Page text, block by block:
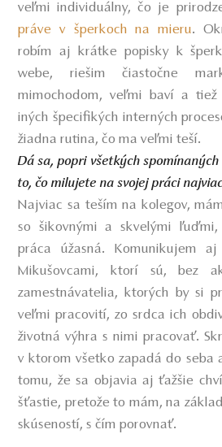
veľmi individuálny, čo je
práve v šperkoch na mieru.
robím aj krátke popisky k
webe, riešim čiastočne
mimochodom, veľmi baví a tiež
iných špecifikých interných
žiadna rutina, čo ma veľmi teší.
Dá sa, popri všetkých
to, čo milujete na svojej práci
Najviac sa teším na kolegov,
so šikovnými a skvelými
práca úžasná. Komunikujem
Mikušovcami, ktorí sú, bez
zamestnávatelia, ktorých by si
veľmi pracovití, zo srdca ich
životná výhra s nimi pracovať.
v ktorom všetko zapadá do seba
tomu, že sa objavia aj ťažšie
šťastie, pretože to mám, na
skúseností, s čím porovnať.